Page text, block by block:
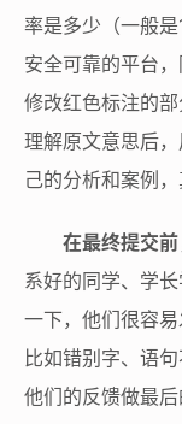
率是多少（一般
安全可靠的平台
修改红色标注的
理解原文意思后
己的分析和案例
在最终提交前
系好的同学、学
一下，他们很容易
比如错别字、语
他们的反馈做最后